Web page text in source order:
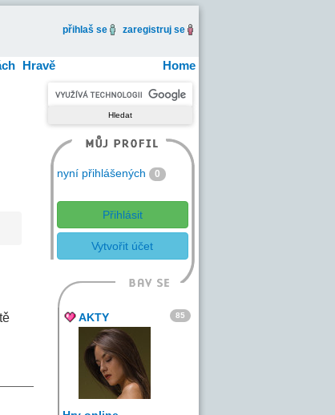
přihlaš se zaregistruj se
Home
Hravě
nyní přihlášených 0
Přihlásit
Vytvořit účet
AKTY 85